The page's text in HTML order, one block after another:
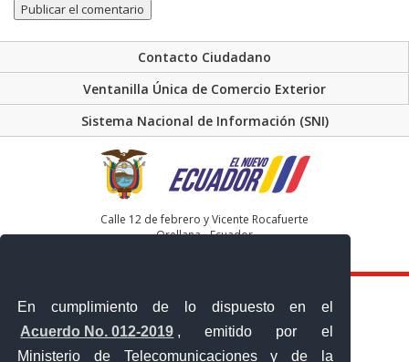
En cumplimiento de lo dispuesto en el
Acuerdo No. 012-2019 , emitido por el
Ministerio de Telecomunicaciones y de la
Contacto Ciudadano
Ventanilla Única de Comercio Exterior
Sistema Nacional de Información (SNI)
Calle 12 de febrero y Vicente Rocafuerte
Orellana - Ecuador